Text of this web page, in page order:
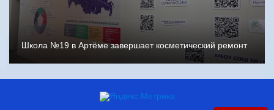
Школа №19 в Артёме завершает косметический ремонт